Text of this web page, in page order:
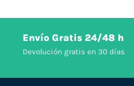
Envío Gratis 24/48 h
Devolución gratis en 30 días